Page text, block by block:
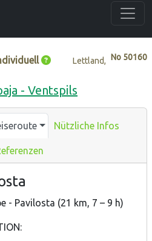
No 50160
Lettland,
- Ventspils
Nützliche Infos
- Pavilosta (21 km, 7 – 9 h)